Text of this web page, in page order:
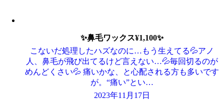
✨鼻毛ワックス¥1,100✨
こないだ処理したハズなのに…もう生えてる💦アノ
人、鼻毛が飛び出てるけど言えない…💦毎回切るのが
めんどくさい💦 痛いかな、と心配される方も多いです
が。“痛い”とい…
2023年11月17日